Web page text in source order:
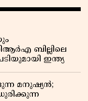
ബില്ലിലെ
ഇന്ത്യ
മനുഷ്യൻ;